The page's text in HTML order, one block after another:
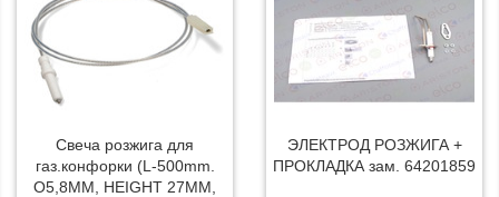
Свеча розжига для
газ.конфорки (L-500mm.
O5,8MM, HEIGHT 27MM,
ЭЛЕКТРОД РОЗЖИГА +
ПРОКЛАДКА зам. 64201859